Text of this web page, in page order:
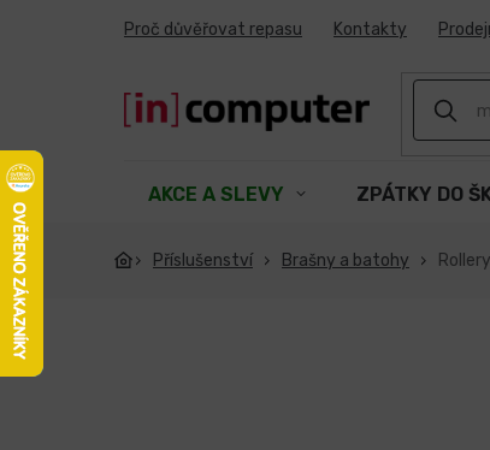
Proč důvěřovat repasu Kontakty
AKCE A SLEVY ZPÁTKY DO
Příslušenství Brašny a batohy